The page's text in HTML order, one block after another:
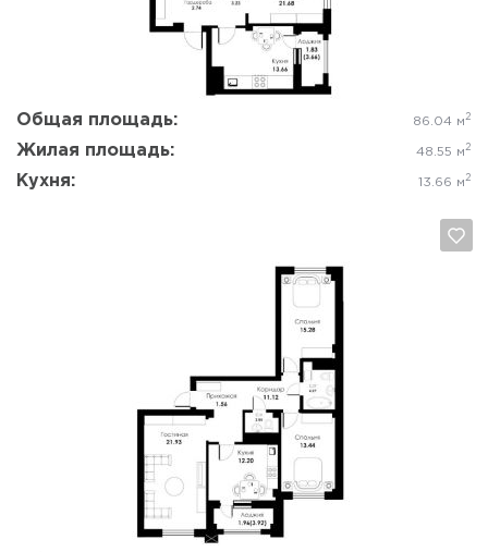
Общая площадь: 86.04 м 2
Жилая площадь: 48.55 м 2
Кухня: 13.66 м 2